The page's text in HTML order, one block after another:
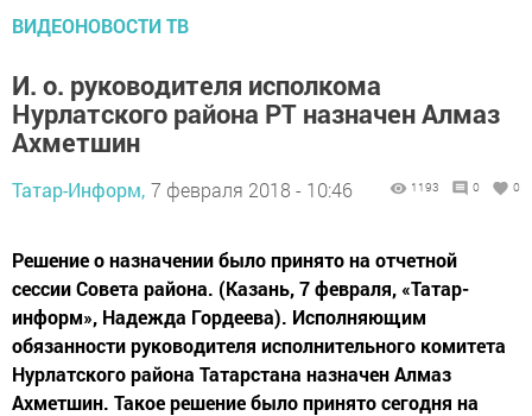
ВИДЕОНОВОСТИ ТВ
И. о. руководителя исполкома
Нурлатского района РТ назначен Алмаз
Ахметшин
Татар-Информ, 7 февраля 2018 - 10:46 1193 0 0
Решение о назначении было принято на отчетной
сессии Совета района. (Казань, 7 февраля, «Татар-
информ», Надежда Гордеева). Исполняющим
обязанности руководителя исполнительного комитета
Нурлатского района Татарстана назначен Алмаз
Ахметшин. Такое решение было принято сегодня на